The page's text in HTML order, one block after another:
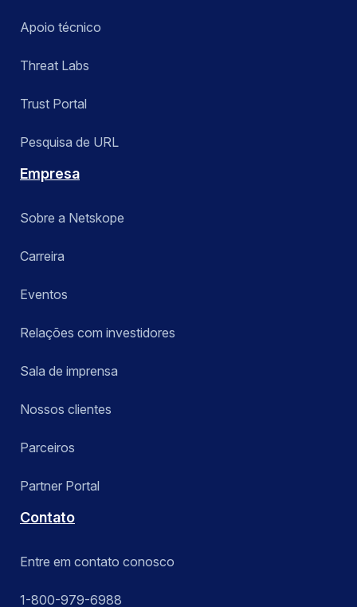
Apoio técnico
Threat Labs
Trust Portal
Pesquisa de URL
Empresa
Sobre a Netskope
Carreira
Eventos
Relações com investidores
Sala de imprensa
Nossos clientes
Parceiros
Partner Portal
Contato
Entre em contato conosco
1-800-979-6988